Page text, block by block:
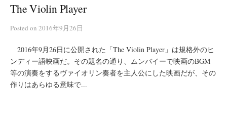
The Violin Player
Posted on 2016年9月26日
2016年9月26日に公開された「The Violin Player」は規格外のヒ
ンディー語映画だ。その題名の通り、ムンバイーで映画のBGM
等の演奏をするヴァイオリン奏者を主人公にした映画だが、その
作りはあらゆる意味で...